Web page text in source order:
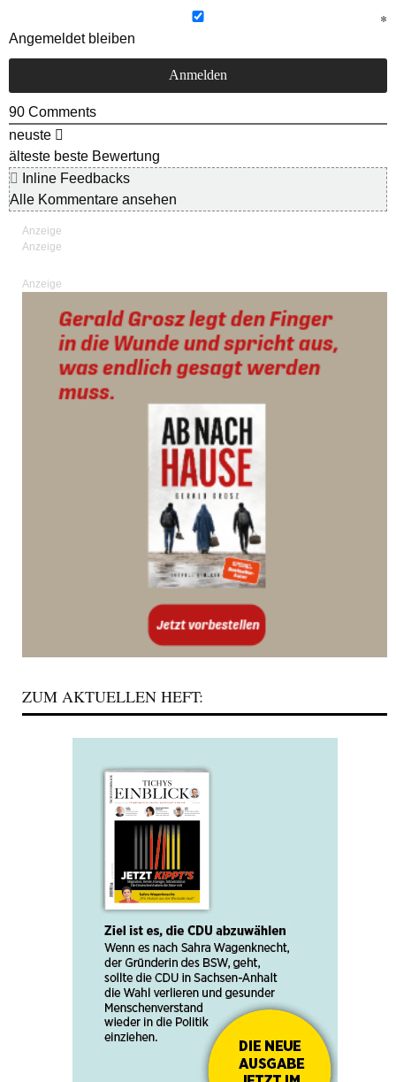
Angemeldet bleiben
90 Comments
neuste
älteste beste Bewertung
Inline Feedbacks
Alle Kommentare ansehen
Anzeige
ZUM AKTUELLEN HEFT: